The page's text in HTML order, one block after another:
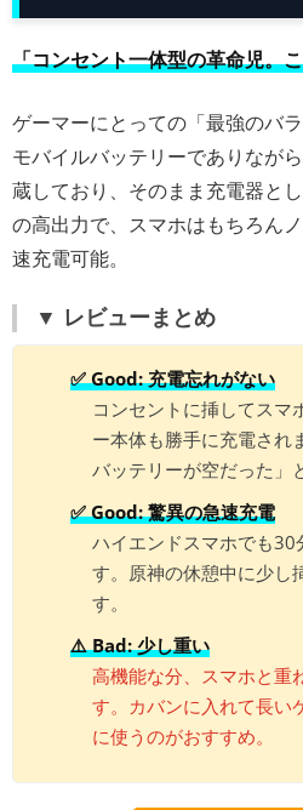
「コンセント一体型の革命児。
ゲーマーにとっての「最強のバラ
モバイルバッテリーでありなが
蔵しており、そのまま充電器と
の高出力で、スマホはもちろん
速充電可能。
▼ レビューまとめ
✅ Good: 充電忘れがない
コンセントに挿してスマ
ー本体も勝手に充電され
バッテリーが空だった」
✅ Good: 驚異の急速充電
ハイエンドスマホでも30
す。原神の休憩中に少し
す。
⚠️ Bad: 少し重い
高機能な分、スマホと重
す。カバンに入れて長い
に使うのがおすすめ。